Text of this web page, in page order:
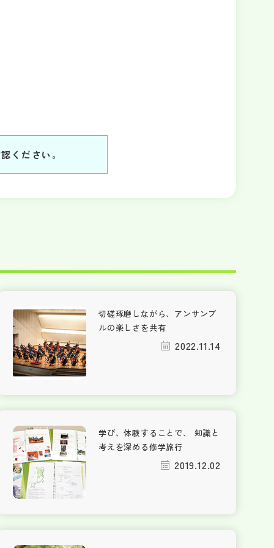
ください。
切磋琢磨しながら、アンサンブ
ルの楽しさを共有
2022.11.14
学び、体験することで、 知識と
考えを深める修学旅行
2019.12.02